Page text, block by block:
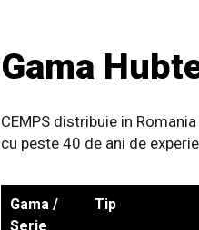
Gama
CEMPS distribuie in
cu peste 40 de ani de
Gama /
Serie
Tip